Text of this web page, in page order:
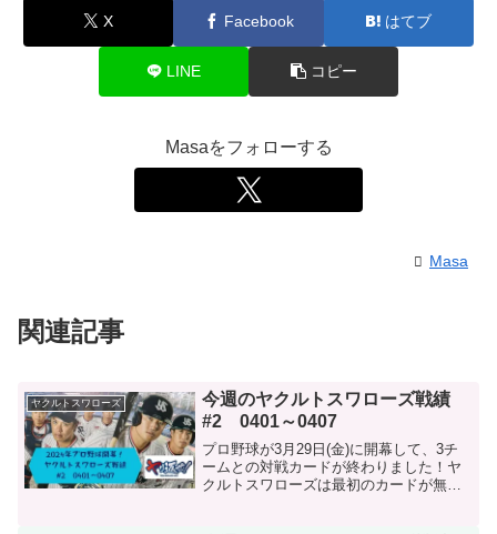
X Facebook はてブ
LINE コピー
Masaをフォローする
Masa
関連記事
ヤクルトスワローズ
今週のヤクルトスワローズ戦績
#2 0401～0407
プロ野球が3月29日(金)に開幕して、3チ
ームとの対戦カードが終わりました！ヤ
クルトスワローズは最初のカードが無敗